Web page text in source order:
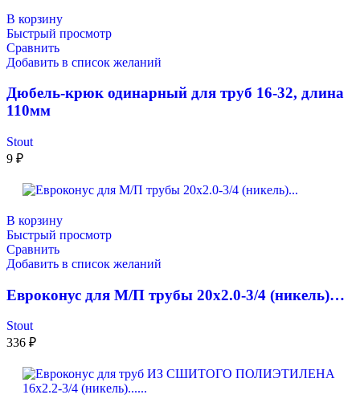
В корзину
Быстрый просмотр
Сравнить
Добавить в список желаний
Дюбель-крюк одинарный для труб 16-32, длина
110мм
Stout
9 ₽
В корзину
Быстрый просмотр
Сравнить
Добавить в список желаний
Евроконус для М/П трубы 20х2.0-3/4 (никель)…
Stout
336 ₽